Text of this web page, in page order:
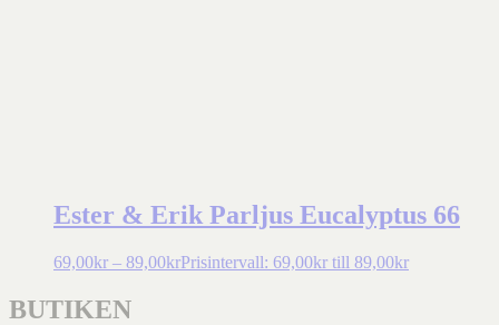
Ester & Erik Parljus Eucalyptus 66
69,00kr – 89,00krPrisintervall: 69,00kr till 89,00kr
BUTIKEN